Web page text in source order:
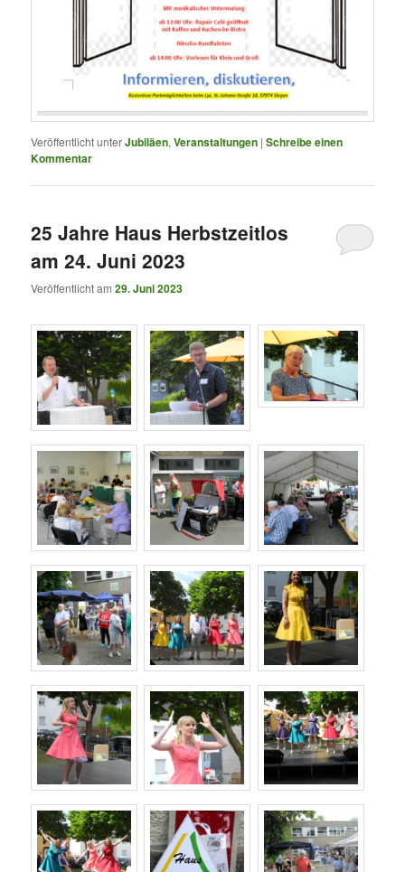
Veröffentlicht unterJubiläen,Veranstaltungen |Schreibe einen
Kommentar
25 Jahre Haus Herbstzeitlos
am 24. Juni 2023
Veröffentlicht am29. Juni 2023